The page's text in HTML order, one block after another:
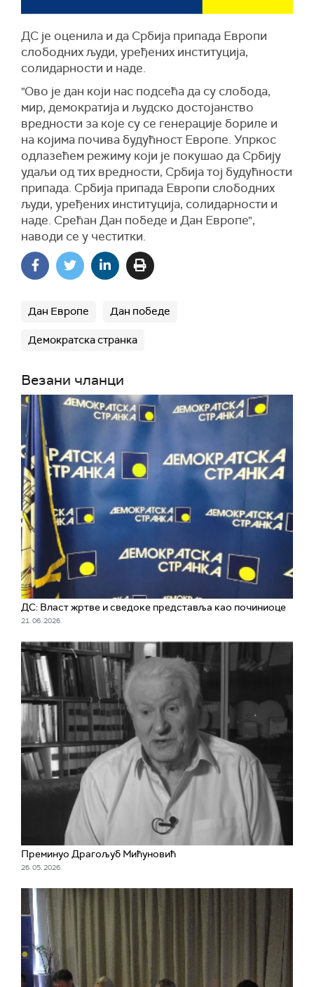
ДС је оценила и да Србија припада Европи
слободних људи, уређених институција,
солидарности и наде.
"Ово је дан који нас подсећа да су слобода,
мир, демократија и људско достојанство
вредности за које су се генерације бориле и
на којима почива будућност Европе. Упркос
одлазећем режиму који је покушао да Србију
удаљи од тих вредности, Србија тој будућности
припада. Србија припада Европи слободних
људи, уређених институција, солидарности и
наде. Срећан Дан победе и Дан Европе",
наводи се у честитки.
Дан Европе Дан победе
Демократска странка
Везани чланци
ДС: Власт жртве и сведоке представља као починиоце
21. 06. 2026.
Преминуо Драгољуб Мићуновић
26. 05. 2026.